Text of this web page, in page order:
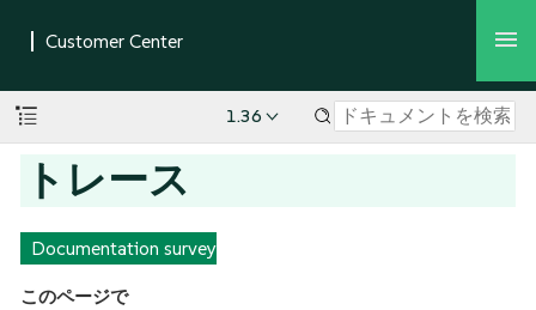
1.36
トレース
Documentation survey
このページで